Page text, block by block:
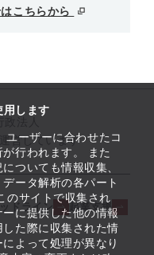
用します
ユーザーに合わせたコ
行われます。 また
ついても情報収集、
ータ解析の各パート
のサイトで収集され
に提供した他の情報
た際に収集された情
よって処理が異なり
こちらから
営しています
ドライン
起業支援